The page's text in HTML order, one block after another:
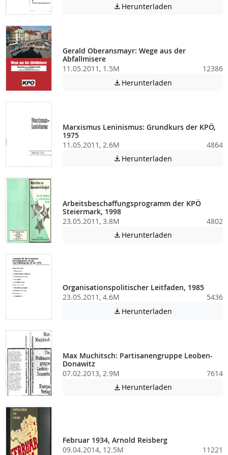
 Herunterladen
Gerald Oberansmayr: Wege aus der
Abfallmisere
11.05.2011, 1.5M
12386
 Herunterladen
Marxismus Leninismus: Grundkurs der KPÖ,
1975
11.05.2011, 2.6M
4864
 Herunterladen
Arbeitsbeschaffungsprogramm der KPÖ
Steiermark, 1998
23.05.2011, 3.8M
4802
 Herunterladen
Organisationspolitischer Leitfaden, 1985
23.05.2011, 4.6M
5436
 Herunterladen
Max Muchitsch: Partisanengruppe Leoben-
Donawitz
07.02.2013, 2.9M
7614
 Herunterladen
Februar 1934, Arnold Reisberg
09.04.2014, 12.5M
11221